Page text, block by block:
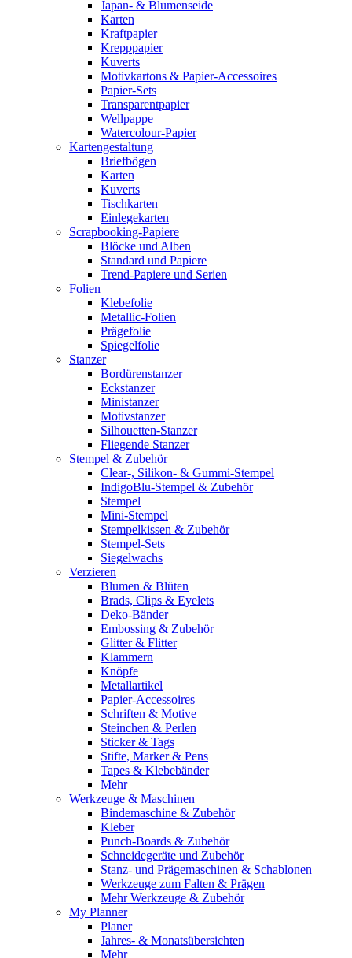
Japan- & Blumenseide
Karten
Kraftpapier
Krepppapier
Kuverts
Motivkartons & Papier-Accessoires
Papier-Sets
Transparentpapier
Wellpappe
Watercolour-Papier
Kartengestaltung
Briefbögen
Karten
Kuverts
Tischkarten
Einlegekarten
Scrapbooking-Papiere
Blöcke und Alben
Standard und Papiere
Trend-Papiere und Serien
Folien
Klebefolie
Metallic-Folien
Prägefolie
Spiegelfolie
Stanzer
Bordürenstanzer
Eckstanzer
Ministanzer
Motivstanzer
Silhouetten-Stanzer
Fliegende Stanzer
Stempel & Zubehör
Clear-, Silikon- & Gummi-Stempel
IndigoBlu-Stempel & Zubehör
Stempel
Mini-Stempel
Stempelkissen & Zubehör
Stempel-Sets
Siegelwachs
Verzieren
Blumen & Blüten
Brads, Clips & Eyelets
Deko-Bänder
Embossing & Zubehör
Glitter & Flitter
Klammern
Knöpfe
Metallartikel
Papier-Accessoires
Schriften & Motive
Steinchen & Perlen
Sticker & Tags
Stifte, Marker & Pens
Tapes & Klebebänder
Mehr
Werkzeuge & Maschinen
Bindemaschine & Zubehör
Kleber
Punch-Boards & Zubehör
Schneidegeräte und Zubehör
Stanz- und Prägemaschinen & Schablonen
Werkzeuge zum Falten & Prägen
Mehr Werkzeuge & Zubehör
My Planner
Planer
Jahres- & Monatsübersichten
Mehr